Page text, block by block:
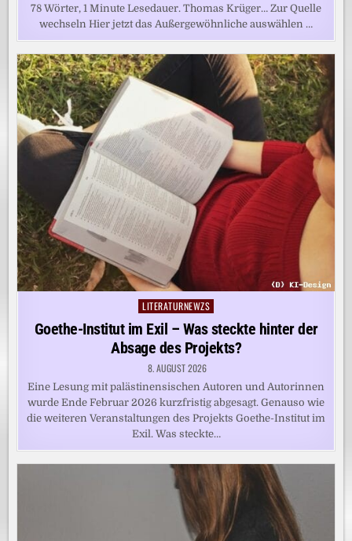
78 Wörter, 1 Minute Lesedauer. Thomas Krüger… Zur Quelle
wechseln Hier jetzt das Außergewöhnliche auswählen …
Posted
in
LITERATURNEWZS
Goethe-Institut im Exil – Was steckte hinter der
Absage des Projekts?
8. AUGUST 2026
Eine Lesung mit palästinensischen Autoren und Autorinnen
wurde Ende Februar 2026 kurzfristig abgesagt. Genauso wie
die weiteren Veranstaltungen des Projekts Goethe-Institut im
Exil. Was steckte…